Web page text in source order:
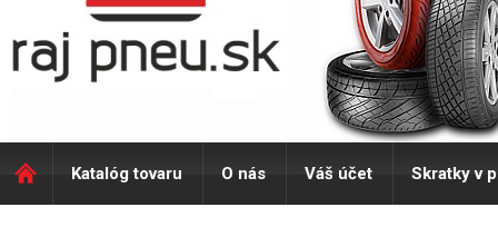
Katalóg tovaru O nás Váš účet Skratky v